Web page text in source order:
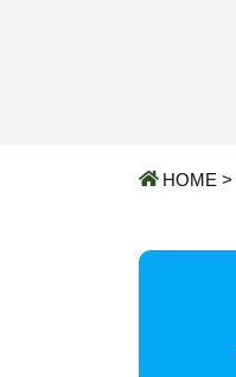
HOME >